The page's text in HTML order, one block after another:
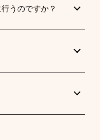
うのですか？